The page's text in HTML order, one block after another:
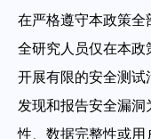
账号安全
票务管理
免费工具
RPA模板
在严格遵守本政策
全研究人员仅在本政
开展有限的安全测试
发现和报告安全漏洞
性、数据完整性或用